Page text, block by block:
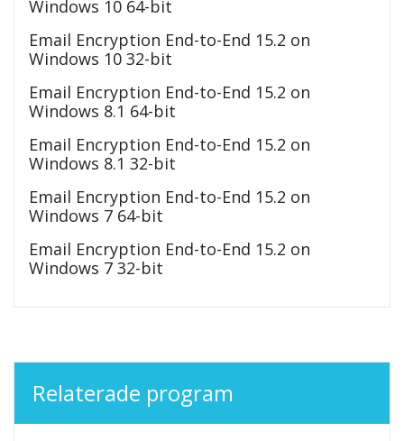
Windows 10 64-bit
Email Encryption End-to-End 15.2 on
Windows 10 32-bit
Email Encryption End-to-End 15.2 on
Windows 8.1 64-bit
Email Encryption End-to-End 15.2 on
Windows 8.1 32-bit
Email Encryption End-to-End 15.2 on
Windows 7 64-bit
Email Encryption End-to-End 15.2 on
Windows 7 32-bit
Relaterade program